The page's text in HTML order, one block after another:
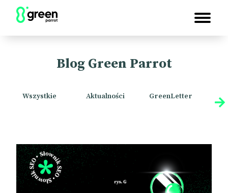
Blog Green Parrot
Wszystkie Aktualności GreenLetter